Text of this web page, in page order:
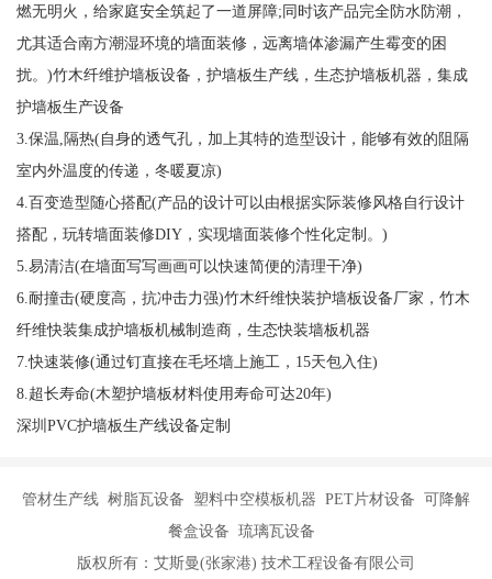
燃无明火，给家庭安全筑起了一道屏障;同时该产品完全防水防潮，
尤其适合南方潮湿环境的墙面装修，远离墙体渗漏产生霉变的困
扰。)竹木纤维护墙板设备，护墙板生产线，生态护墙板机器，集成
护墙板生产设备
3.保温,隔热(自身的透气孔，加上其特的造型设计，能够有效的阻隔
室内外温度的传递，冬暖夏凉)
4.百变造型随心搭配(产品的设计可以由根据实际装修风格自行设计
搭配，玩转墙面装修DIY，实现墙面装修个性化定制。)
5.易清洁(在墙面写写画画可以快速简便的清理干净)
6.耐撞击(硬度高，抗冲击力强)竹木纤维快装护墙板设备厂家，竹木
纤维快装集成护墙板机械制造商，生态快装墙板机器
7.快速装修(通过钉直接在毛坯墙上施工，15天包入住)
8.超长寿命(木塑护墙板材料使用寿命可达20年)
深圳PVC护墙板生产线设备定制
管材生产线 树脂瓦设备 塑料中空模板机器 PET片材设备 可降解
餐盒设备 琉璃瓦设备
版权所有：艾斯曼(张家港) 技术工程设备有限公司